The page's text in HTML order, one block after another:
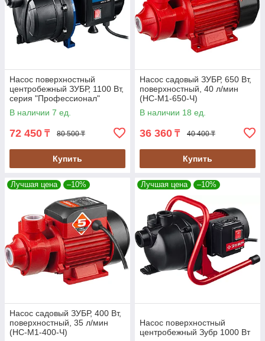
Насос поверхностный
центробежный ЗУБР, 1100 Вт,
серия "Профессионал"
(НПЦ-Т3-1100)
В наличии 7 ед.
72 450 ₸ 80 500 ₸
Купить
Насос садовый ЗУБР, 650 Вт,
поверхностный, 40 л/мин
(НС-М1-650-Ч)
В наличии 18 ед.
36 360 ₸ 40 400 ₸
Купить
Лучшая цена –10%
Насос садовый ЗУБР, 400 Вт,
поверхностный, 35 л/мин
(НС-М1-400-Ч)
Лучшая цена –10%
Насос поверхностный
центробежный Зубр 1000 Вт